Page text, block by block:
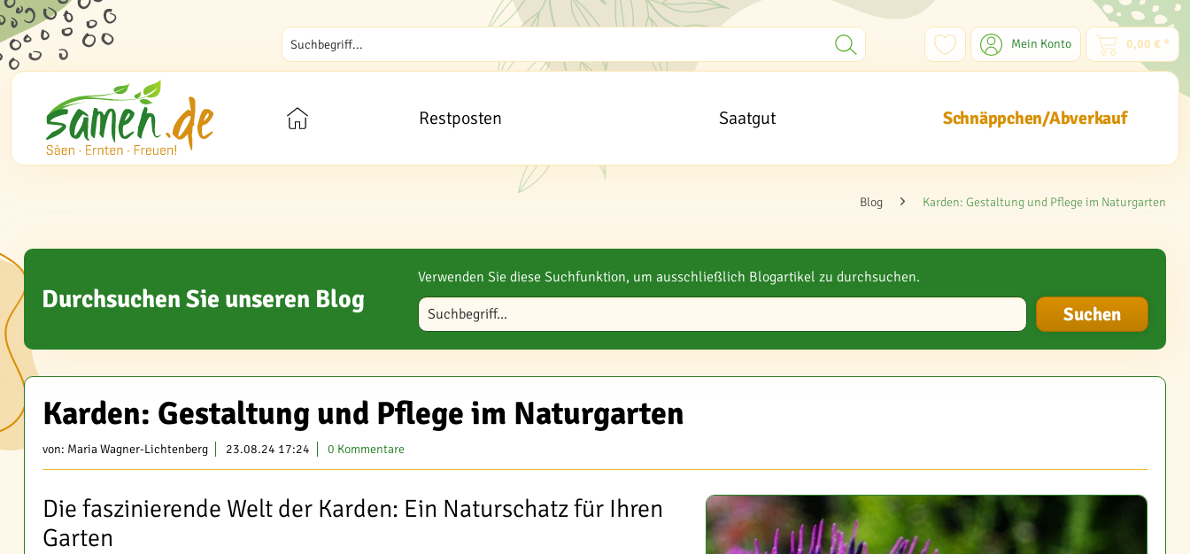
Mein Konto 0,00 € *
Restposten Saatgut Schnäppchen/Abverkauf
Blog Karden: Gestaltung und Pflege im Naturgarten
Durchsuchen Sie unseren Blog
Verwenden Sie diese Suchfunktion, um ausschließlich Blogartikel zu durchsuchen.
Blog durchsuchen
Karden: Gestaltung und Pflege im Naturgarten
von: Maria Wagner-Lichtenberg 23.08.24 17:24 0 Kommentare
Die faszinierende Welt der Karden: Ein Naturschatz für Ihren
Garten